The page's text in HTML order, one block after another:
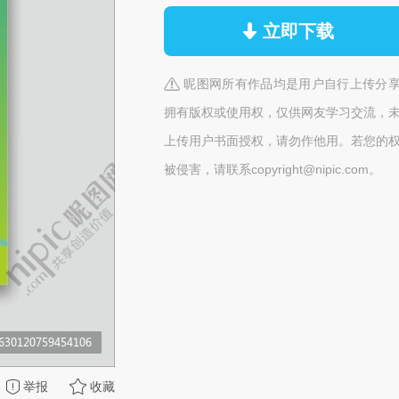
举报 收藏
立即下载
昵图网所有作品均是用户自行上传分
拥有版权或使用权，仅供网友学习交流，
上传用户书面授权，请勿作他用。若您的
被侵害，请联系copyright@nipic.com。